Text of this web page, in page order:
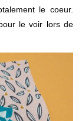
le coeur.
le voir lors de